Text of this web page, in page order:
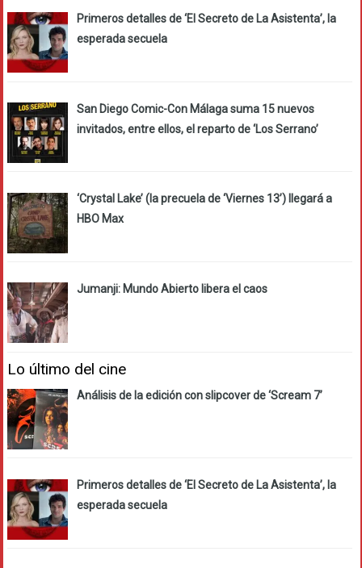
Primeros detalles de ‘El Secreto de La Asistenta’, la
esperada secuela
San Diego Comic-Con Málaga suma 15 nuevos
invitados, entre ellos, el reparto de ‘Los Serrano’
‘Crystal Lake’ (la precuela de ‘Viernes 13’) llegará a
HBO Max
Jumanji: Mundo Abierto libera el caos
Lo último del cine
Análisis de la edición con slipcover de ‘Scream 7’
Primeros detalles de ‘El Secreto de La Asistenta’, la
esperada secuela